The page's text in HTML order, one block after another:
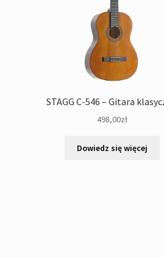
STAGG C-546 – Gitara
498,00zł
Dowiedz się więcej